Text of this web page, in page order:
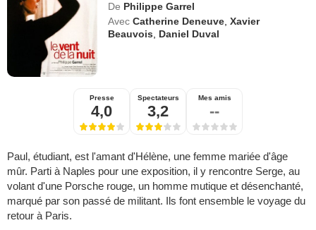
De Philippe Garrel
Avec Catherine Deneuve,Xavier
Beauvois, Daniel Duval
Presse
4,0
Spectateurs
3,2
Mes amis
--
Paul, étudiant, est l'amant d'Hélène, une femme mariée d'âge
mûr. Parti à Naples pour une exposition, il y rencontre Serge, au
volant d'une Porsche rouge, un homme mutique et désenchanté,
marqué par son passé de militant. Ils font ensemble le voyage du
retour à Paris.